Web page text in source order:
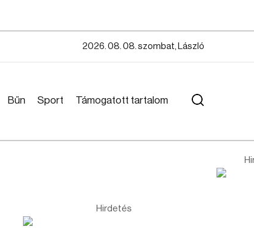
2026. 08. 08. szombat, László
Bűn Sport Támogatott tartalom
Hirdetés